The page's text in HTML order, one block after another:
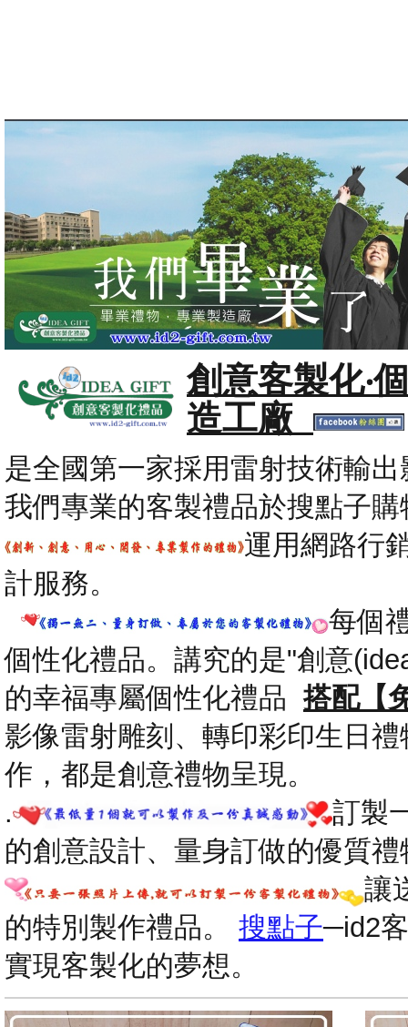
創意客製化‧
造工廠
是全國第一家採用雷射技術輸
我們專業的客製禮品於搜點子
運用網路行
計服務。
每個
個性化禮品。講究的是"創意
的幸福專屬個性化禮品搭配【
影像雷射雕刻、轉印彩印生日禮
作，都是創意禮物呈現。
.
訂製
的創意設計、量身訂做的優質禮
讓
的特別製作禮品。 搜點子─id2
實現客製化的夢想。